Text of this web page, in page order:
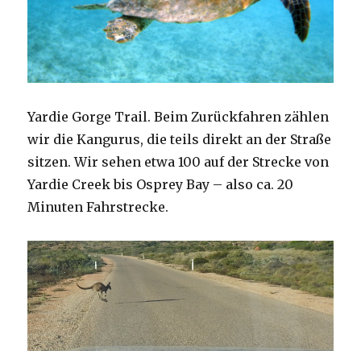
Yardie Gorge Trail. Beim Zurückfahren zählen
wir die Kangurus, die teils direkt an der Straße
sitzen. Wir sehen etwa 100 auf der Strecke von
Yardie Creek bis Osprey Bay – also ca. 20
Minuten Fahrstrecke.